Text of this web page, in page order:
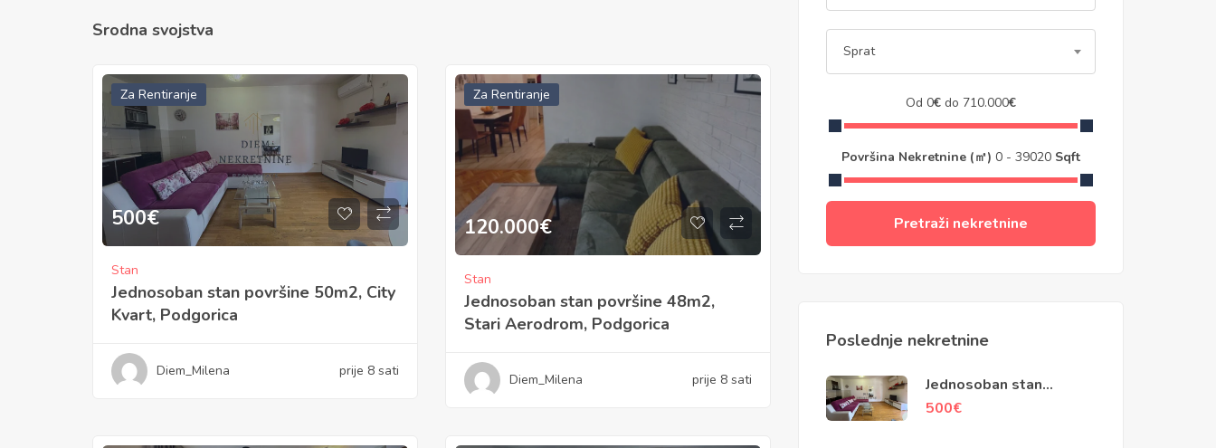
Srodna svojstva
Za Rentiranje
500€
Stan
Jednosoban stan površine 50m2, City
Kvart, Podgorica
Diem_Milena prije 8 sati
Za Rentiranje
120.000€
Stan
Jednosoban stan površine 48m2,
Stari Aerodrom, Podgorica
Diem_Milena prije 8 sati
Sprat
Od 0€ do 710.000€
Površina Nekretnine (㎡) 0 - 39020 Sqft
Pretraži nekretnine
Poslednje nekretnine
Jednosoban stan
površine 50m2, City
500€